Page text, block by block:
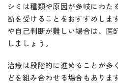
シミは種類や原因が多岐にわた
断を受けることをおすすめしま
や自己判断が難しい場合は、医
しましょう。
治療は段階的に進めることが多
どを組み合わせる場合もありま